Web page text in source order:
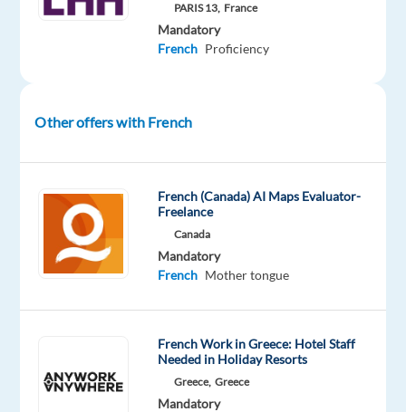
DESCRIPTION
LHH
Solutions,
expert
recrutement,
intérim
et
PARIS 13, France
Mandatory
French Proficiency
Other offers with French
French (Canada) AI Maps Evaluator-
Freelance
Canada
Mandatory
French Mother tongue
French Work in Greece: Hotel Staff
Needed in Holiday Resorts
Greece, Greece
Mandatory